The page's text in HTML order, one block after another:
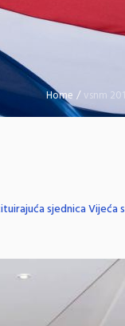
Home /vsnm
sjednica Vijeća